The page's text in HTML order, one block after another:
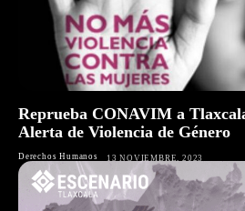
Reprueba CONAVIM a
Alerta de Violencia de Género
Derechos Humanos 13 NOVIEMBRE, 2023